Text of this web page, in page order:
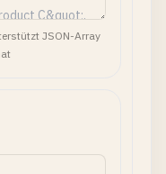
JSON-Array